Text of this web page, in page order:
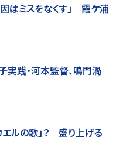
因はミスをなくす」 霞ケ浦
践・河本監督、鳴門渦
エルの歌」？ 盛り上げる